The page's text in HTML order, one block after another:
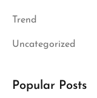
Trend
Uncategorized
Popular Posts